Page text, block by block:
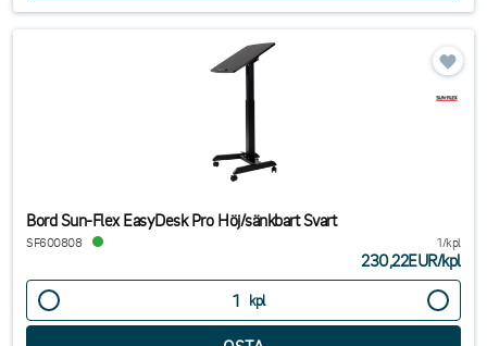
Bord Sun-Flex EasyDesk Pro Höj/sänkbart Svart
SF600808 1/kpl
230,22EUR/kpl
kpl